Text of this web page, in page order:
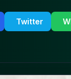
Twitter